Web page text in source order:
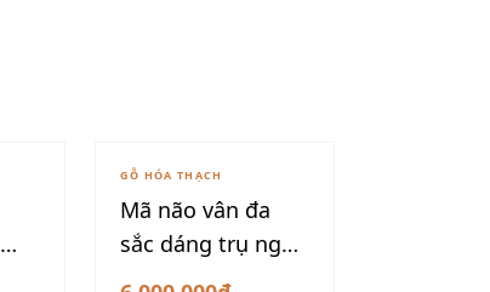
GỖ HÓA THẠCH
Mã não vân đa
sắc dáng trụ nghệ